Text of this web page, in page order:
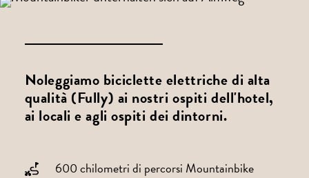
Noleggiamo biciclette elettriche di alta
qualità (Fully) ai nostri ospiti dell'hotel,
ai locali e agli ospiti dei dintorni.
600 chilometri di percorsi Mountainbike